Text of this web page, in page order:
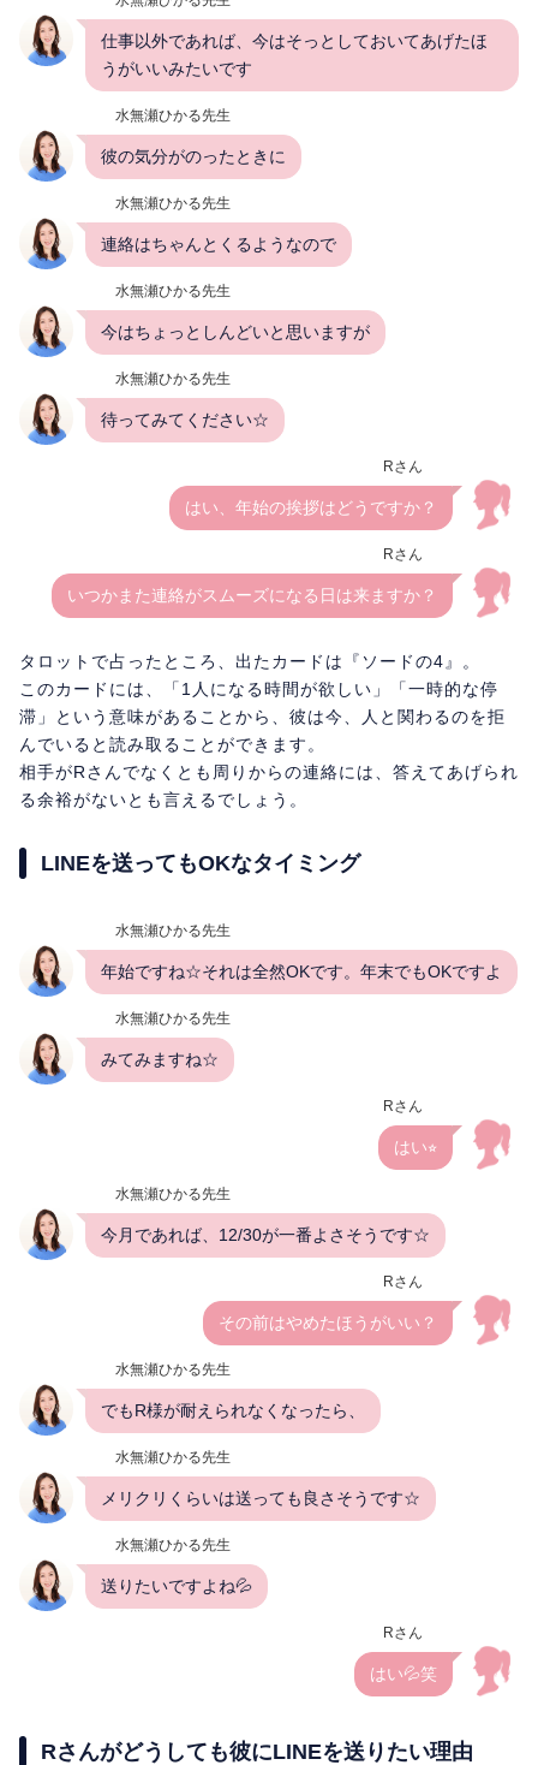
仕事以外であれば、今はそっとしておいてあげたほ
うがいいみたいです
水無瀬ひかる先生
彼の気分がのったときに
水無瀬ひかる先生
連絡はちゃんとくるようなので
水無瀬ひかる先生
今はちょっとしんどいと思いますが
水無瀬ひかる先生
待ってみてください☆
Rさん
はい、年始の挨拶はどうですか？
Rさん
いつかまた連絡がスムーズになる日は来ますか？
タロットで占ったところ、出たカードは『ソードの4』。
このカードには、「1人になる時間が欲しい」「一時的な停
滞」という意味があることから、彼は今、人と関わるのを拒
んでいると読み取ることができます。
相手がRさんでなくとも周りからの連絡には、答えてあげられ
る余裕がないとも言えるでしょう。
LINEを送ってもOKなタイミング
水無瀬ひかる先生
年始ですね☆それは全然OKです。年末でもOKですよ
水無瀬ひかる先生
みてみますね☆
Rさん
はい⭐︎
水無瀬ひかる先生
今月であれば、12/30が一番よさそうです☆
Rさん
その前はやめたほうがいい？
水無瀬ひかる先生
でもR様が耐えられなくなったら、
水無瀬ひかる先生
メリクリくらいは送っても良さそうです☆
水無瀬ひかる先生
送りたいですよね💦
Rさん
はい💦笑
Rさんがどうしても彼にLINEを送りたい理由